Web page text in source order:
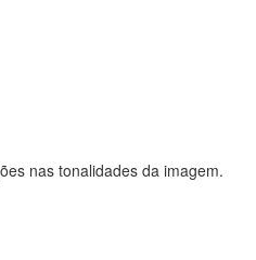
nas tonalidades da imagem.